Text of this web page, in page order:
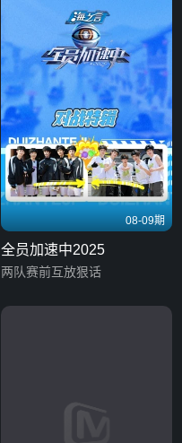
08-09期
全员加速中2025
两队赛前互放狠话